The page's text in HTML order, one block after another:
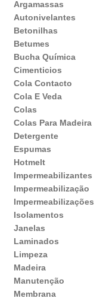
Argamassas
Autonivelantes
Betonilhas
Betumes
Bucha Química
Cimenticios
Cola Contacto
Cola E Veda
Colas
Colas Para Madeira
Detergente
Espumas
Hotmelt
Impermeabilizantes
Impermeabilização
Impermeabilizações
Isolamentos
Janelas
Laminados
Limpeza
Madeira
Manutenção
Membrana